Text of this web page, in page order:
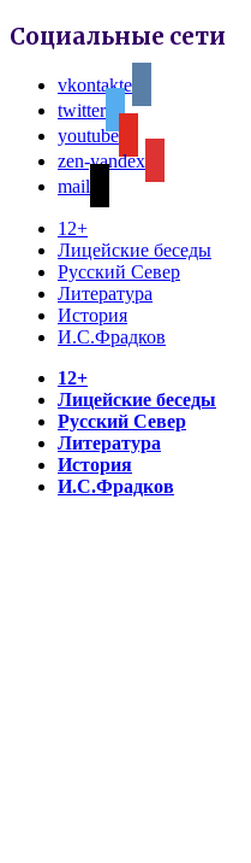
Социальные сети
vkontakte
twitter
youtube
zen-yandex
mail
12+
Лицейские беседы
Русский Север
Литература
История
И.С.Фрадков
12+
Лицейские беседы
Русский Север
Литература
История
И.С.Фрадков